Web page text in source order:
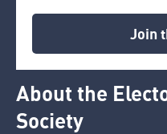
Join
About the
Society